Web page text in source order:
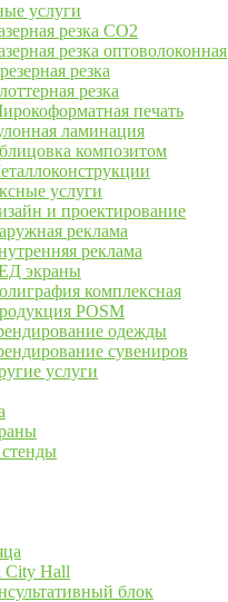
услуги
резка CO2
резка оптоволоконная
резка
резка
печать
ламинация
композитом
услуги
и проектирование
реклама
реклама
экраны
комплексная
POSM
одежды
сувениров
услуги
City Hall
блок